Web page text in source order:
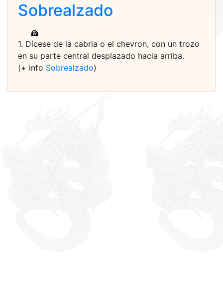
Sobrealzado
1. Dícese de la cabria o el chevron, con un trozo
en su parte central desplazado hacia arriba.
(+ info Sobrealzado)